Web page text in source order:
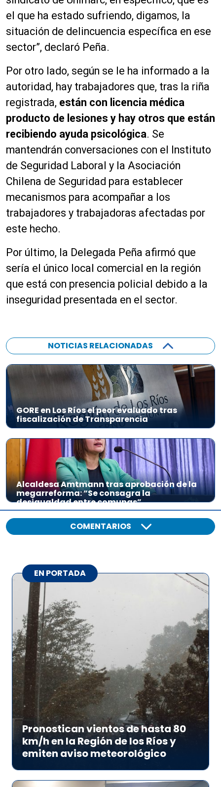
el que ha estado sufriendo, digamos, la
situación de delincuencia específica en ese
sector”, declaró Peña.
Por otro lado, según se le ha informado a la
autoridad, hay trabajadores que, tras la riña
registrada, están con licencia médica
producto de lesiones y hay otros que están
recibiendo ayuda psicológica. Se
mantendrán conversaciones con el Instituto
de Seguridad Laboral y la Asociación
Chilena de Seguridad para establecer
mecanismos para acompañar a los
trabajadores y trabajadoras afectadas por
este hecho.
Por último, la Delegada Peña afirmó que
sería el único local comercial en la región
que está con presencia policial debido a la
inseguridad presentada en el sector.
NOTICIAS RELACIONADAS
GORE en Los Ríos el peor evaluado tras
fiscalización de Transparencia
Alcaldesa Amtmann tras aprobación de la
megarreforma: “Se consagra la
desigualdad entre comunas”
COMENTARIOS
EN PORTADA
Pronostican vientos de hasta 80
km/h en la Región de los Ríos y
emiten aviso meteorológico